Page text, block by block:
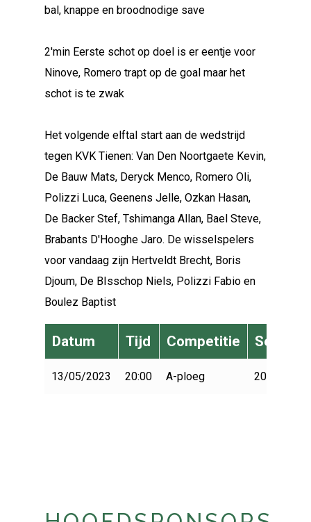
bal, knappe en broodnodige save
2'min Eerste schot op doel is er eentje voor
Ninove, Romero trapt op de goal maar het
schot is te zwak
Het volgende elftal start aan de wedstrijd
tegen KVK Tienen: Van Den Noortgaete Kevin,
De Bauw Mats, Deryck Menco, Romero Oli,
Polizzi Luca, Geenens Jelle, Ozkan Hasan,
De Backer Stef, Tshimanga Allan, Bael Steve,
Brabants D'Hooghe Jaro. De wisselspelers
voor vandaag zijn Hertveldt Brecht, Boris
Djoum, De BIsschop Niels, Polizzi Fabio en
Boulez Baptist
Datum Tijd Competitie Seizoen
13/05/2023 20:00 A-ploeg 2022-2023